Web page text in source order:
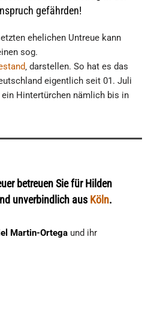
gefährden!
ehelichen Untreue kann
sog.
‚ darstellen. So hat es das
eigentlich seit 01. Juli
Hintertürchen nämlich bis in
betreuen Sie für Hilden
unverbindlich aus Köln.
Martin-Ortega und ihr